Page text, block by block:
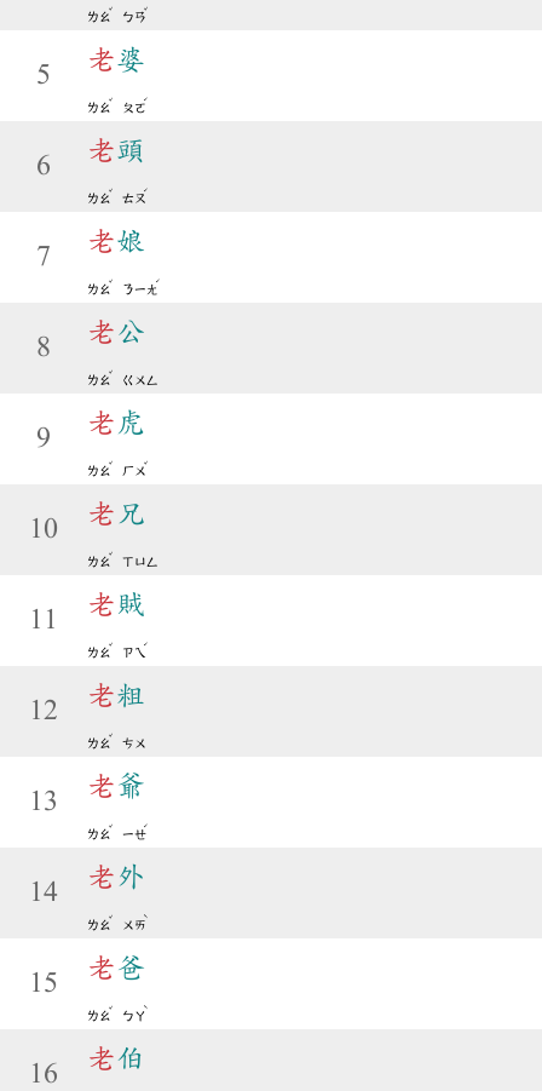
ㄌㄠ
ˇ
ㄅㄢ
ˇ
5
老婆
ㄌㄠ
ˇ
ㄆㄛ
ˊ
6
老頭
ㄌㄠ
ˇ
ㄊㄡ
ˊ
7
老娘
ㄌㄠ
ˇ
ㄋㄧㄤ
ˊ
8
老公
ㄌㄠ
ˇ
ㄍㄨㄥ
9
老 虎
ㄌㄠ
ˇ
ㄏㄨ
ˇ
10
老 兄
ㄌㄠ
ˇ
ㄒㄩㄥ
11
老賊
ㄌㄠ
ˇ
ㄗㄟ
ˊ
12
老粗
ㄌㄠ
ˇ
ㄘㄨ
13
老爺
ㄌㄠ
ˇ
ㄧㄝ
ˊ
14
老 外
ㄌㄠ
ˇ
ㄨㄞ
ˋ
15
老爸
ㄌㄠ
ˇ
ㄅㄚ
ˋ
16
老伯